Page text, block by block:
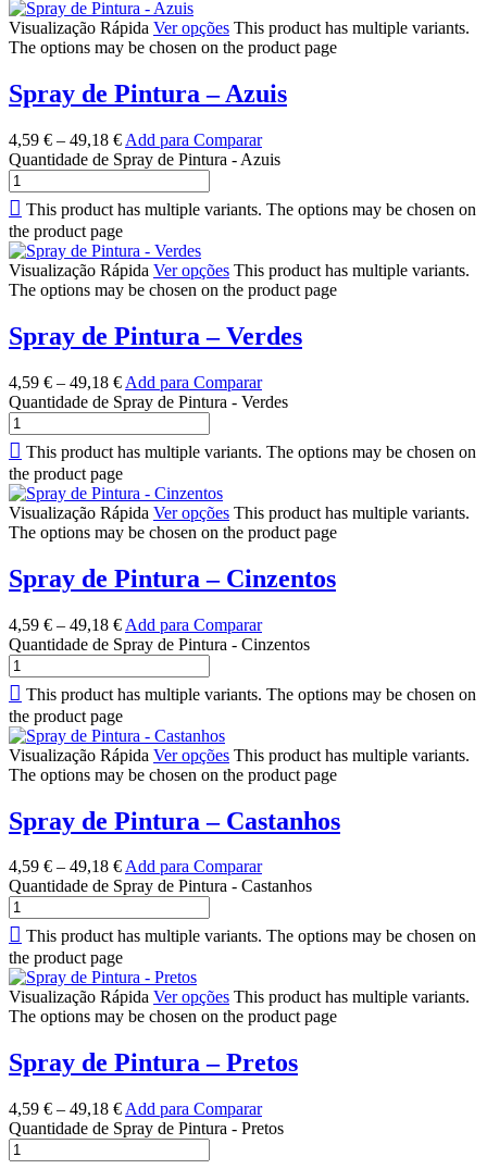
Visualização Rápida Ver opções This product has multiple variants.
The options may be chosen on the product page
Spray de Pintura – Azuis
4,59 € – 49,18 € Add para Comparar
Quantidade de Spray de Pintura - Azuis
This product has multiple variants. The options may be chosen on
the product page
Visualização Rápida Ver opções This product has multiple variants.
The options may be chosen on the product page
Spray de Pintura – Verdes
4,59 € – 49,18 € Add para Comparar
Quantidade de Spray de Pintura - Verdes
This product has multiple variants. The options may be chosen on
the product page
Visualização Rápida Ver opções This product has multiple variants.
The options may be chosen on the product page
Spray de Pintura – Cinzentos
4,59 € – 49,18 € Add para Comparar
Quantidade de Spray de Pintura - Cinzentos
This product has multiple variants. The options may be chosen on
the product page
Visualização Rápida Ver opções This product has multiple variants.
The options may be chosen on the product page
Spray de Pintura – Castanhos
4,59 € – 49,18 €Add para Comparar
Quantidade de Spray de Pintura - Castanhos
This product has multiple variants. The options may be chosen on
the product page
Visualização Rápida Ver opções This product has multiple variants.
The options may be chosen on the product page
Spray de Pintura – Pretos
4,59 € – 49,18 € Add para Comparar
Quantidade de Spray de Pintura - Pretos